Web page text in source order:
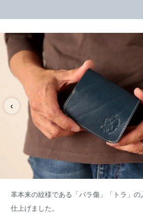
‹
革本来の紋様である「バラ傷」「トラ」
仕上げました。